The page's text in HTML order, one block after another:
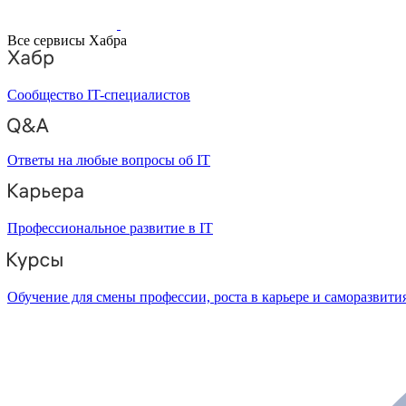
Все сервисы Хабра
Сообщество IT-специалистов
Ответы на любые вопросы об IT
Профессиональное развитие в IT
Обучение для смены профессии, роста в карьере и